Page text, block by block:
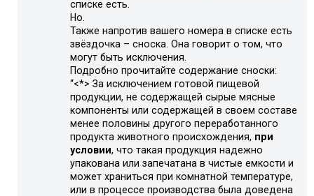
списке есть.
Но.
Также напротив вашего номера в списке есть
звёздочка – сноска. Она говорит о том, что
могут быть исключения.
Подробно прочитайте содержание сноски:
“<*> За исключением готовой пищевой
продукции, не содержащей сырые мясные
компоненты или содержащей в своем составе
менее половины другого переработанного
продукта животного происхождения, при
условии, что такая продукция надежно
упакована или запечатана в чистые емкости и
может храниться при комнатной температуре,
или в процессе производства была доведена